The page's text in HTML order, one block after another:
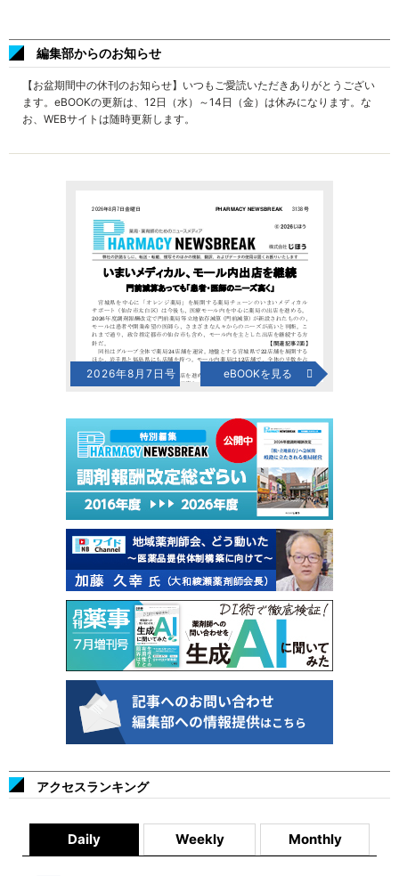
編集部からのお知らせ
【お盆期間中の休刊のお知らせ】いつもご愛読いただきありがとうござい
ます。eBOOKの更新は、12日（水）～14日（金）は休みになります。な
お、WEBサイトは随時更新します。
2026年8月7日号 eBOOKを見る
アクセスランキング
Daily Weekly Monthly